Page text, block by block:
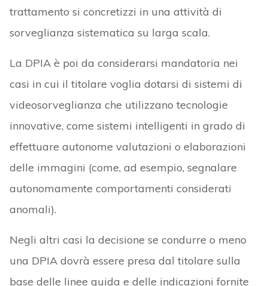
trattamento si concretizzi in una attività di
sorveglianza sistematica su larga scala.
La DPIA è poi da considerarsi mandatoria nei
casi in cui il titolare voglia dotarsi di sistemi di
videosorveglianza che utilizzano tecnologie
innovative, come sistemi intelligenti in grado di
effettuare autonome valutazioni o elaborazioni
delle immagini (come, ad esempio, segnalare
autonomamente comportamenti considerati
anomali).
Negli altri casi la decisione se condurre o meno
una DPIA dovrà essere presa dal titolare sulla
base delle linee guida e delle indicazioni fornite